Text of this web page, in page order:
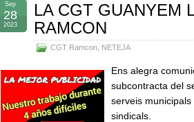
LA CGT GUANYEM
RAMCON
CGT Ramcon NETEJA
Sep
28
2023
Ens alegra
subcontracta del
serveis
sindicals.